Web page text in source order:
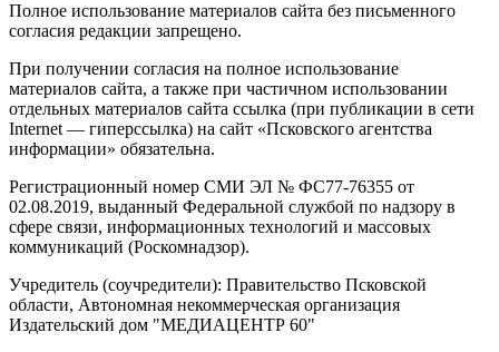
Полное использование материалов сайта без письменного
согласия редакции запрещено.
При получении согласия на полное использование
материалов сайта, а также при частичном использовании
отдельных материалов сайта ссылка (при публикации в сети
Internet — гиперссылка) на сайт «Псковского агентства
информации» обязательна.
Регистрационный номер СМИ ЭЛ № ФС77-76355 от
02.08.2019, выданный Федеральной службой по надзору в
сфере связи, информационных технологий и массовых
коммуникаций (Роскомнадзор).
Учредитель (соучредители): Правительство Псковской
области, Автономная некоммерческая организация
Издательский дом "МЕДИАЦЕНТР 60"